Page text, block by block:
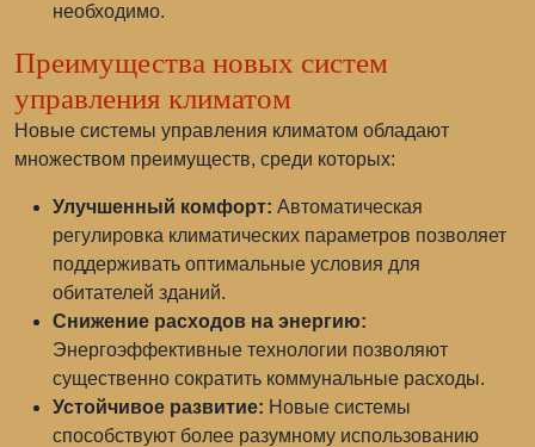
необходимо.
Преимущества новых систем
управления климатом
Новые системы управления климатом обладают
множеством преимуществ, среди которых:
Улучшенный комфорт: Автоматическая
регулировка климатических параметров позволяет
поддерживать оптимальные условия для
обитателей зданий.
Снижение расходов на энергию:
Энергоэффективные технологии позволяют
существенно сократить коммунальные расходы.
Устойчивое развитие: Новые системы
способствуют более разумному использованию